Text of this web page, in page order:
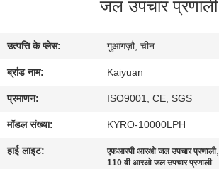
नियंत्रण
संपर्क
करें
एक
जल उपचार प्रणाली
उत्पत्ति के प्लेस: गुआंगज़ौ, चीन
ब्रांड नाम: Kaiyuan
प्रमाणन: ISO9001, CE, SGS
मॉडल संख्या: KYRO-10000LPH
हाई लाइट: एफआरपी आरओ जल उपचार प्रणाली,
110 वी आरओ जल उपचार प्रणाली